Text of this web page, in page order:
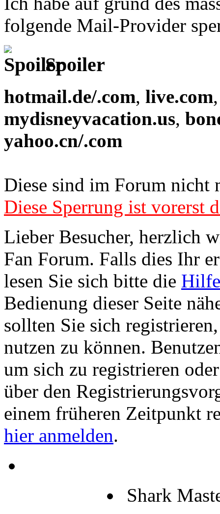
folgende Mail-Provider
Spoiler
hotmail.de/.com, live.com
mydisneyvacation.us,
yahoo.cn/.com
Diese sind im Forum nicht
Diese Sperrung ist vorerst
Lieber Besucher, herzlich
Fan Forum. Falls dies Ihr
lesen Sie sich bitte die Hilfe
Bedienung dieser Seite
sollten Sie sich
nutzen zu können.
um sich zu registrieren
über den
einem früheren Zeitpunkt
hier anmelden.
Shark